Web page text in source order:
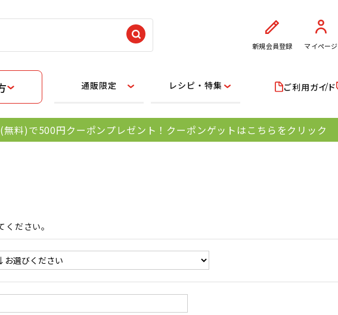
新規会員登録 マイページ
通販限定 レシピ・特集 ご利用ガイド
料)で500円クーポンプレゼント！クーポンゲットはこちらをクリック
ださい。